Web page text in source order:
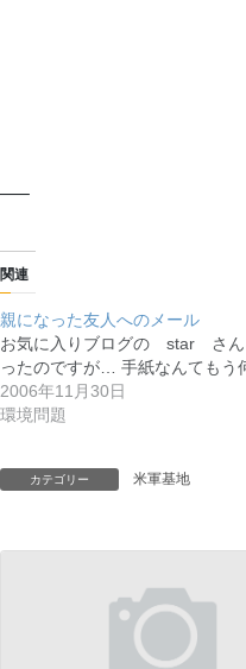
—–
関連
親になった友人へのメール
お気に入りブログの star さん
ったのですが… 手紙なんてもう
2006年11月30日
環境問題
カテゴリー 米軍基地